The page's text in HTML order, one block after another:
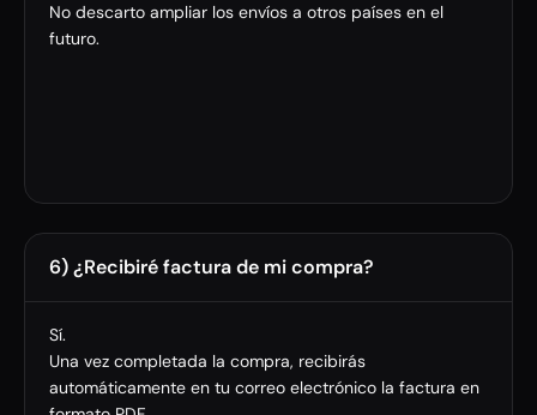
No descarto ampliar los envíos a otros países en el
futuro.
6) ¿Recibiré factura de mi compra?
Sí.
Una vez completada la compra, recibirás
automáticamente en tu correo electrónico la factura en